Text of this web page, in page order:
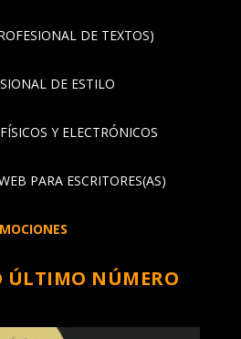
DE TEXTOS)
DE ESTILO
Y ELECTRÓNICOS
PARA ESCRITORES(AS)
ÚLTIMO NÚMERO